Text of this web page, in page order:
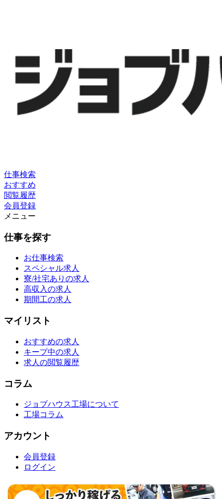
仕事検索
おすすめ
閲覧履歴
会員登録
メニュー
仕事を探す
お仕事検索
スペシャル求人
寮/社宅ありの求人
高収入の求人
期間工の求人
マイリスト
おすすめの求人
キープ中の求人
求人の閲覧履歴
コラム
ジョブハウス工場について
工場コラム
アカウント
会員登録
ログイン